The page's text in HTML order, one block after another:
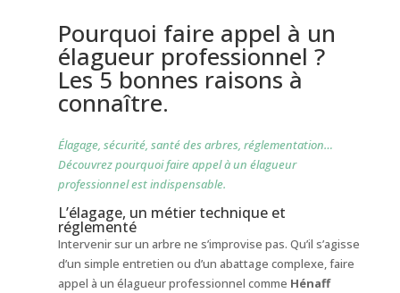
Pourquoi faire appel à un
élagueur professionnel ?
Les 5 bonnes raisons à
connaître.
Élagage, sécurité, santé des arbres, réglementation…
Découvrez pourquoi faire appel à un élagueur
professionnel est indispensable.
L’élagage, un métier technique et
réglementé
Intervenir sur un arbre ne s’improvise pas. Qu’il s’agisse
d’un simple entretien ou d’un abattage complexe, faire
appel à un élagueur professionnel comme Hénaff